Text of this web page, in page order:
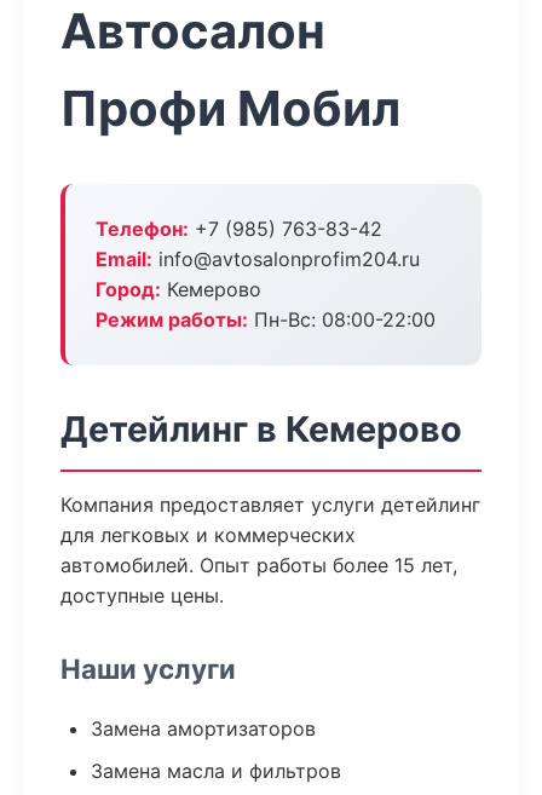
Автосалон
Профи Мобил
Телефон: +7 (985) 763-83-42
Email: info@avtosalonprofim204.ru
Город: Кемерово
Режим работы: Пн-Вс: 08:00-22:00
Детейлинг в Кемерово
Компания предоставляет услуги детейлинг
для легковых и коммерческих
автомобилей. Опыт работы более 15 лет,
доступные цены.
Наши услуги
Замена амортизаторов
Замена масла и фильтров